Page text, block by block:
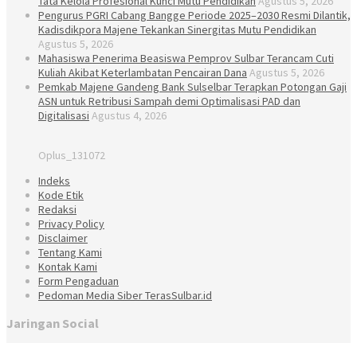
Pengurus PGRI Cabang Bangge Periode 2025–2030 Resmi Dilantik,
Kadisdikpora Majene Tekankan Sinergitas Mutu Pendidikan
Agustus 5, 2026
Mahasiswa Penerima Beasiswa Pemprov Sulbar Terancam Cuti
Kuliah Akibat Keterlambatan Pencairan Dana Agustus 5, 2026
Pemkab Majene Gandeng Bank Sulselbar Terapkan Potongan Gaji
ASN untuk Retribusi Sampah demi Optimalisasi PAD dan
Digitalisasi Agustus 4, 2026
Oplus_131072
Indeks
Kode Etik
Redaksi
Privacy Policy
Disclaimer
Tentang Kami
Kontak Kami
Form Pengaduan
Pedoman Media Siber TerasSulbar.id
Jaringan Social